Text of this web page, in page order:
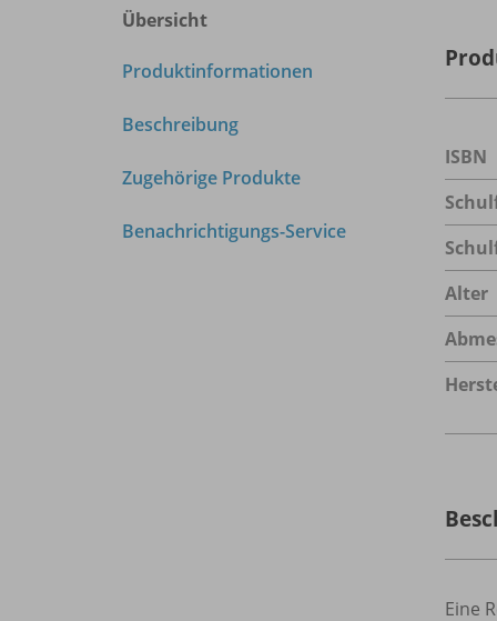
Übersicht
Produktinformationen
Beschreibung
Zugehörige Produkte
Benachrichtigungs-Service
ISBN
Alter
Eine